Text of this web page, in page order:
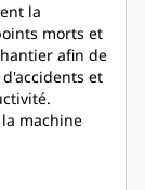
la
morts et
afin de
et
machine